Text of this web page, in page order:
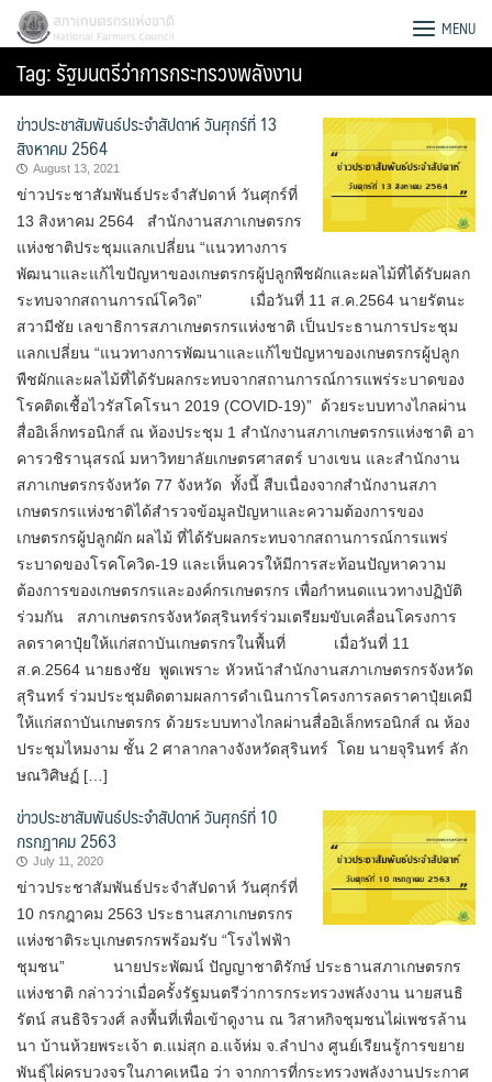
Skip
content
Search
for:
สภาเกษตรกรแห่งชาติ MENU
Tag:รัฐมนตรีว่าการกระทรวงพลังงาน
ข่าวประชาสัมพันธ์ประจำสัปดาห์ วันศุกร์ที่ 13
สิงหาคม 2564
August 13, 2021
ข่าวประชาสัมพันธ์ประจำสัปดาห์ วันศุกร์ที่
13 สิงหาคม 2564 สำนักงานสภาเกษตรกร
แห่งชาติประชุมแลกเปลี่ยน “แนวทางการ
พัฒนาและแก้ไขปัญหาของเกษตรกรผู้ปลูกพืชผักและผลไม้ที่ได้รับผลก
ระทบจากสถานการณ์โควิด” เมื่อวันที่ 11 ส.ค.2564 นายรัตนะ
สวามีชัย เลขาธิการสภาเกษตรกรแห่งชาติ เป็นประธานการประชุม
แลกเปลี่ยน “แนวทางการพัฒนาและแก้ไขปัญหาของเกษตรกรผู้ปลูก
พืชผักและผลไม้ที่ได้รับผลกระทบจากสถานการณ์การแพร่ระบาดของ
โรคติดเชื้อไวรัสโคโรนา 2019 (COVID-19)” ด้วยระบบทางไกลผ่าน
สื่ออิเล็กทรอนิกส์ ณ ห้องประชุม 1 สำนักงานสภาเกษตรกรแห่งชาติ อา
คารวชิรานุสรณ์ มหาวิทยาลัยเกษตรศาสตร์ บางเขน และสำนักงาน
สภาเกษตรกรจังหวัด 77 จังหวัด ทั้งนี้ สืบเนื่องจากสำนักงานสภา
เกษตรกรแห่งชาติได้สำรวจข้อมูลปัญหาและความต้องการของ
เกษตรกรผู้ปลูกผัก ผลไม้ ที่ได้รับผลกระทบจากสถานการณ์การแพร่
ระบาดของโรคโควิด-19 และเห็นควรให้มีการสะท้อนปัญหาความ
ต้องการของเกษตรกรและองค์กรเกษตรกร เพื่อกำหนดแนวทางปฏิบัติ
ร่วมกัน สภาเกษตรกรจังหวัดสุรินทร์ร่วมเตรียมขับเคลื่อนโครงการ
ลดราคาปุ๋ยให้แก่สถาบันเกษตรกรในพื้นที่ เมื่อวันที่ 11
ส.ค.2564 นายธงชัย พูดเพราะ หัวหน้าสำนักงานสภาเกษตรกรจังหวัด
สุรินทร์ ร่วมประชุมติดตามผลการดำเนินการโครงการลดราคาปุ๋ยเคมี
ให้แก่สถาบันเกษตรกร ด้วยระบบทางไกลผ่านสื่ออิเล็กทรอนิกส์ ณ ห้อง
ประชุมไหมงาม ชั้น 2 ศาลากลางจังหวัดสุรินทร์ โดย นายจุรินทร์ ลัก
ษณวิศิษฏ์ […]
ข่าวประชาสัมพันธ์ประจำสัปดาห์ วันศุกร์ที่ 10
กรกฎาคม 2563
July 11, 2020
ข่าวประชาสัมพันธ์ประจำสัปดาห์ วันศุกร์ที่
10 กรกฎาคม 2563 ประธานสภาเกษตรกร
แห่งชาติระบุเกษตรกรพร้อมรับ “โรงไฟฟ้า
ชุมชน” นายประพัฒน์ ปัญญาชาติรักษ์ ประธานสภาเกษตรกร
แห่งชาติ กล่าวว่าเมื่อครั้งรัฐมนตรีว่าการกระทรวงพลังงาน นายสนธิ
รัตน์ สนธิจิรวงศ์ ลงพื้นที่เพื่อเข้าดูงาน ณ วิสาหกิจชุมชนไผ่เพชรล้าน
นา บ้านห้วยพระเจ้า ต.แม่สุก อ.แจ้ห่ม จ.ลำปาง ศูนย์เรียนรู้การขยาย
พันธุ์ไผ่ครบวงจรในภาคเหนือ ว่า จากการที่กระทรวงพลังงานประกาศ